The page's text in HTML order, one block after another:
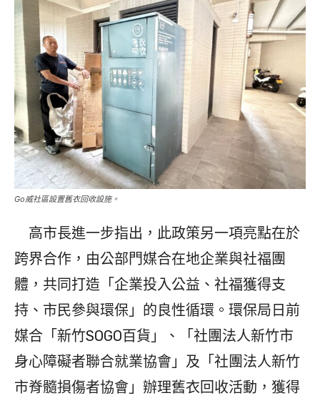
Go威社區設置舊衣回收設施。
高市長進一步指出，此政策另一項亮點在於
跨界合作，由公部門媒合在地企業與社福團
體，共同打造「企業投入公益、社福獲得支
持、市民參與環保」的良性循環。環保局日前
媒合「新竹SOGO百貨」、「社團法人新竹市
身心障礙者聯合就業協會」及「社團法人新竹
市脊髓損傷者協會」辦理舊衣回收活動，獲得